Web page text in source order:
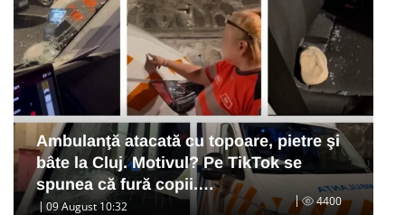
Ambulanţă atacată cu topoare, pietre şi
bâte la Cluj. Motivul? Pe TikTok se
spunea că fură copii.…
09 August 10:32 4400